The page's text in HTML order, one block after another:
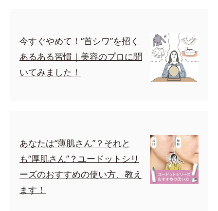
今すぐやめて！“首シワ”を招く
あるある習慣｜美容のプロに聞
いてみました！
あなたは“薄肌さん”？それと
も“厚肌さん”？ユードットシリ
ーズのおすすめの使い方、教え
ます！